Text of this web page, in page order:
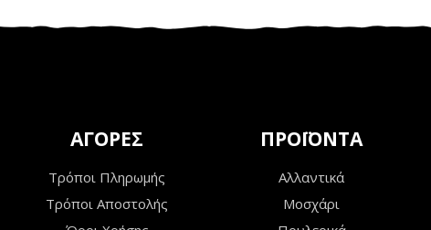
ΑΓΟΡΕΣ
Τρόποι Πληρωμής
Τρόποι Αποστολής
ΠΡΟΪΟΝΤΑ
Αλλαντικά
Μοσχάρι